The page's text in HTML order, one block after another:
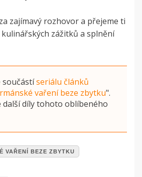
zajímavý rozhovor a přejeme ti
zážitků a splnění
součástíseriálu článků
vaření beze zbytku".
další díly tohoto oblíbeného
VAŘENÍ BEZE ZBYTKU